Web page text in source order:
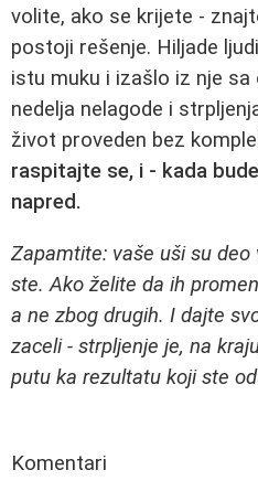
volite, ako se krijete -
postoji rešenje. Hiljade
istu muku i izašlo iz nje
nedelja nelagode i
život proveden bez
raspitajte se, i - kada
napred.
Zapamtite: vaše uši su deo
ste. Ako želite da ih
a ne zbog drugih. I dajte
zaceli - strpljenje je, na
putu ka rezultatu koji ste
Komentari